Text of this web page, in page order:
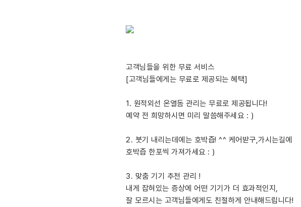
고객님들을 위한 무료 서비스
[고객님들에게는 무료로 제공되는 혜택]
1. 원적외선 온열돔 관리는 무료로 제공됩니다!
예약 전 희망하시면 미리 말씀해주세요 : )
2. 붓기 내리는데에는 호박즙! ^^ 케어받구,가시는길에
호박즙 한포씩 가져가세요 : )
3. 맞춤 기기 추천 관리 !
내게 잡혀있는 증상에 어떤 기기가 더 효과적인지,
잘 모르시는 고객님들에게도 친절하게 안내해드립니다!